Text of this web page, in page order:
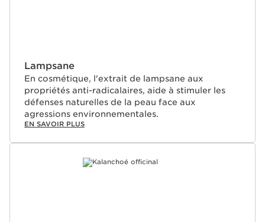
Lampsane
En cosmétique, l'extrait de lampsane aux
propriétés anti-radicalaires, aide à stimuler les
défenses naturelles de la peau face aux
agressions environnementales.
EN SAVOIR PLUS